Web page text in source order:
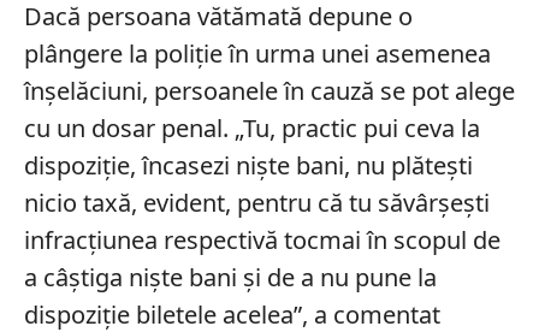
Dacă persoana vătămată depune o
plângere la poliție în urma unei asemenea
înșelăciuni, persoanele în cauză se pot alege
cu un dosar penal. „Tu, practic pui ceva la
dispoziție, încasezi niște bani, nu plătești
nicio taxă, evident, pentru că tu săvârșești
infracțiunea respectivă tocmai în scopul de
a câștiga niște bani și de a nu pune la
dispoziție biletele acelea”, a comentat